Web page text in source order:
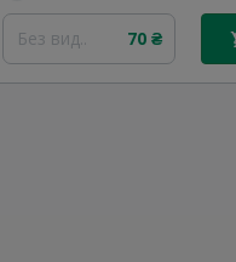
Без вид.. 70 ₴